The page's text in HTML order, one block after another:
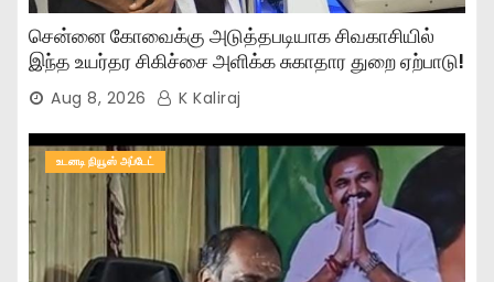
சென்னை கோவைக்கு அடுத்தபடியாக சிவகாசியில்
இந்த உயர்தர சிகிச்சை அளிக்க சுகாதார துறை ஏற்பாடு!
Aug 8, 2026 K Kaliraj
உடனடி நியூஸ் அப்டேட்